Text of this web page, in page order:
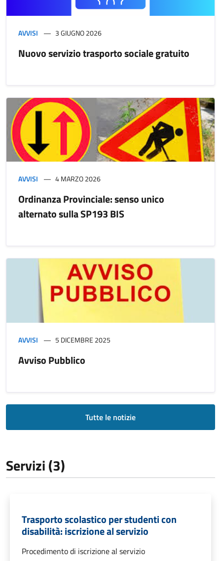
AVVISI 3 GIUGNO 2026
Nuovo servizio trasporto sociale gratuito
AVVISI 4 MARZO 2026
Ordinanza Provinciale: senso unico
alternato sulla SP193 BIS
AVVISI 5 DICEMBRE 2025
Avviso Pubblico
Tutte le notizie
Servizi (3)
Trasporto scolastico per studenti con
disabilità: iscrizione al servizio
Procedimento di iscrizione al servizio